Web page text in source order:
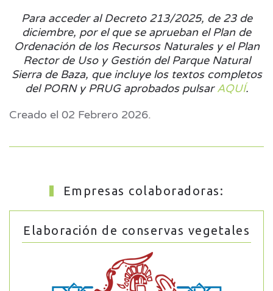
Para acceder al Decreto 213/2025, de 23 de
diciembre, por el que se aprueban el Plan de
Ordenación de los Recursos Naturales y el Plan
Rector de Uso y Gestión del Parque Natural
Sierra de Baza, que incluye los textos completos
del PORN y PRUG aprobados pulsarAQUÍ.
Creado el 02 Febrero 2026.
Empresas colaboradoras:
Elaboración de conservas vegetales